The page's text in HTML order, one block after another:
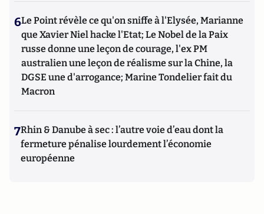
6Le Point révèle ce qu'on sniffe à l'Elysée, Marianne
que Xavier Niel hacke l'Etat; Le Nobel de la Paix
russe donne une leçon de courage, l'ex PM
australien une leçon de réalisme sur la Chine, la
DGSE une d'arrogance; Marine Tondelier fait du
Macron
7Rhin & Danube à sec : l’autre voie d’eau dont la
fermeture pénalise lourdement l’économie
européenne